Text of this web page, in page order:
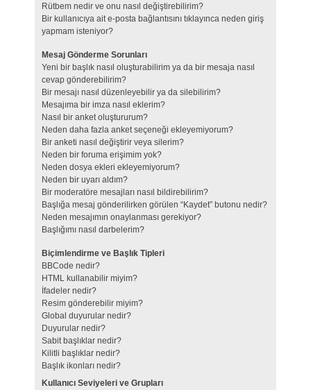
Rütbem nedir ve onu nasıl değiştirebilirim?
Bir kullanıcıya ait e-posta bağlantısını tıklayınca neden giriş
yapmam isteniyor?
Mesaj Gönderme Sorunları
Yeni bir başlık nasıl oluşturabilirim ya da bir mesaja nasıl
cevap gönderebilirim?
Bir mesajı nasıl düzenleyebilir ya da silebilirim?
Mesajıma bir imza nasıl eklerim?
Nasıl bir anket oluştururum?
Neden daha fazla anket seçeneği ekleyemiyorum?
Bir anketi nasıl değiştirir veya silerim?
Neden bir foruma erişimim yok?
Neden dosya ekleri ekleyemiyorum?
Neden bir uyarı aldım?
Bir moderatöre mesajları nasıl bildirebilirim?
Başlığa mesaj gönderilirken görülen “Kaydet” butonu nedir?
Neden mesajımın onaylanması gerekiyor?
Başlığımı nasıl darbelerim?
Biçimlendirme ve Başlık Tipleri
BBCode nedir?
HTML kullanabilir miyim?
İfadeler nedir?
Resim gönderebilir miyim?
Global duyurular nedir?
Duyurular nedir?
Sabit başlıklar nedir?
Kilitli başlıklar nedir?
Başlık ikonları nedir?
Kullanıcı Seviyeleri ve Grupları